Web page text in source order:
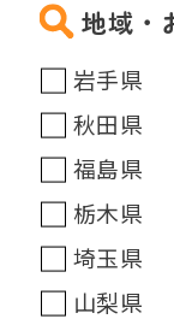
地域・
岩手県
秋田県
福島県
栃木県
埼玉県
山梨県